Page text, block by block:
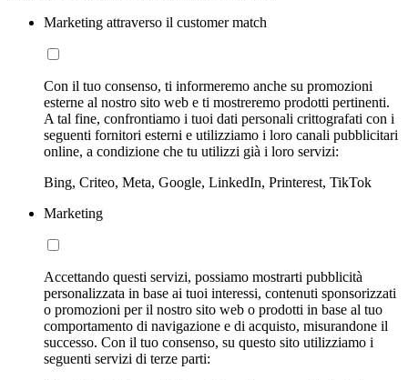
Marketing attraverso il customer match
Con il tuo consenso, ti informeremo anche su promozioni
esterne al nostro sito web e ti mostreremo prodotti pertinenti.
A tal fine, confrontiamo i tuoi dati personali crittografati con i
seguenti fornitori esterni e utilizziamo i loro canali pubblicitari
online, a condizione che tu utilizzi già i loro servizi:
Bing, Criteo, Meta, Google, LinkedIn, Printerest, TikTok
Marketing
Accettando questi servizi, possiamo mostrarti pubblicità
personalizzata in base ai tuoi interessi, contenuti sponsorizzati
o promozioni per il nostro sito web o prodotti in base al tuo
comportamento di navigazione e di acquisto, misurandone il
successo. Con il tuo consenso, su questo sito utilizziamo i
seguenti servizi di terze parti: